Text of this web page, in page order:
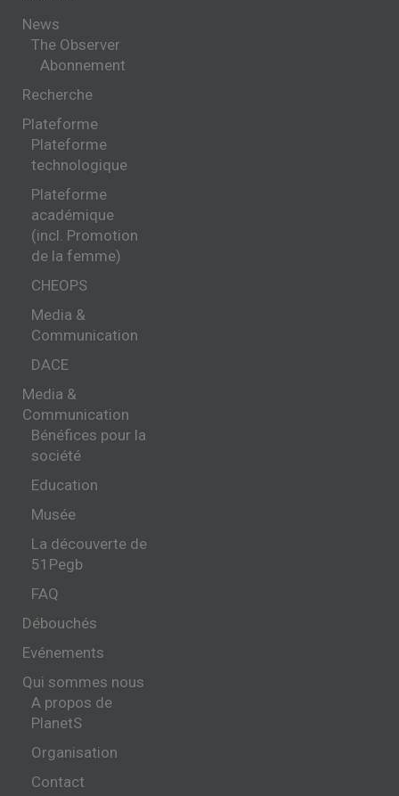
News
The Observer
Abonnement
Recherche
Plateforme
Plateforme
technologique
Plateforme
académique
(incl. Promotion
de la femme)
CHEOPS
Media &
Communication
DACE
Media &
Communication
Bénéfices pour la
société
Education
Musée
La découverte de
51Pegb
FAQ
Débouchés
Evénements
Qui sommes nous
A propos de
PlanetS
Organisation
Contact